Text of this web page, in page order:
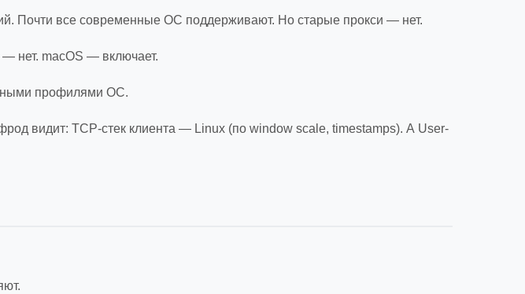
Почти все современные ОС поддерживают. Но старые прокси — нет.
нет. macOS — включает.
профилями ОС.
видит: TCP-стек клиента — Linux (по window scale, timestamps). А User-